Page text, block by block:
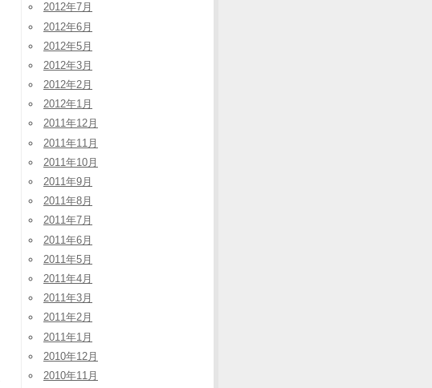
2012年7月
2012年6月
2012年5月
2012年3月
2012年2月
2012年1月
2011年12月
2011年11月
2011年10月
2011年9月
2011年8月
2011年7月
2011年6月
2011年5月
2011年4月
2011年3月
2011年2月
2011年1月
2010年12月
2010年11月